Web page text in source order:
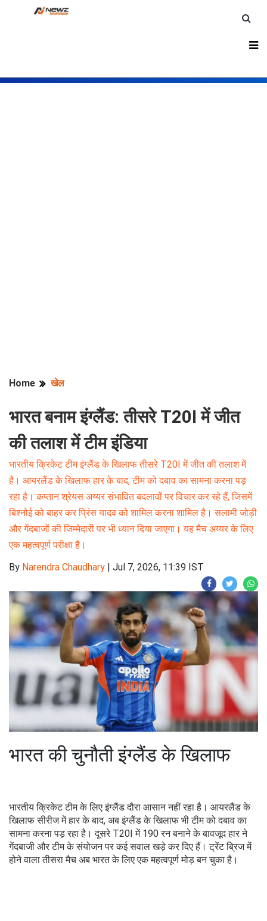
Home खेल
भारत बनाम इंग्लैंड: तीसरे T20I में जीत
की तलाश में टीम इंडिया
भारतीय क्रिकेट टीम इंग्लैंड के खिलाफ तीसरे T20I में जीत की तलाश में
है। आयरलैंड के खिलाफ हार के बाद, टीम को दबाव का सामना करना पड़
रहा है। कप्तान श्रेयस अय्यर संभावित बदलावों पर विचार कर रहे हैं, जिसमें
बिश्नोई को बाहर कर प्रिंस यादव को शामिल करना शामिल है। सलामी जोड़ी
और गेंदबाजों की जिम्मेदारी पर भी ध्यान दिया जाएगा। यह मैच अय्यर के लिए
एक महत्वपूर्ण परीक्षा है।
By Narendra Chaudhary | Jul 7, 2026, 11:39 IST
भारत की चुनौती इंग्लैंड के खिलाफ
भारतीय क्रिकेट टीम के लिए इंग्लैंड दौरा आसान नहीं रहा है। आयरलैंड के
खिलाफ सीरीज में हार के बाद, अब इंग्लैंड के खिलाफ भी टीम को दबाव का
सामना करना पड़ रहा है। दूसरे T20I में 190 रन बनाने के बावजूद हार ने
गेंदबाजी और टीम के संयोजन पर कई सवाल खड़े कर दिए हैं। ट्रेंट ब्रिज में
होने वाला तीसरा मैच अब भारत के लिए एक महत्वपूर्ण मोड़ बन चुका है।